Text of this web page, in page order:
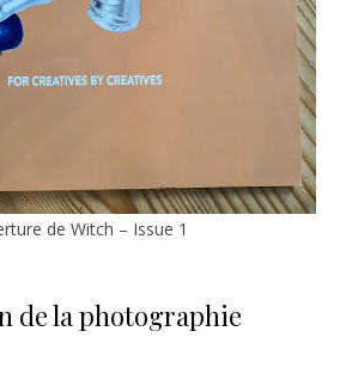
de Witch – Issue 1
de la photographie